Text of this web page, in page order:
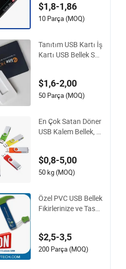
$1,8-1,86
10 Parça (MOQ)
Tanıtım USB Kartı İş
Kartı USB Bellek Sür
$1,6-2,00
50 Parça (MOQ)
En Çok Satan Döner
USB Kalem Bellek, U
B/8GB/16GB/32GB
$0,8-5,00
50 kg (MOQ)
Özel PVC USB Bellek
Fikirlerinize ve Tasar
el Şekil USB Bellek O
EM USB Hediye Özel
$2,5-3,5
200 Parça (MOQ)